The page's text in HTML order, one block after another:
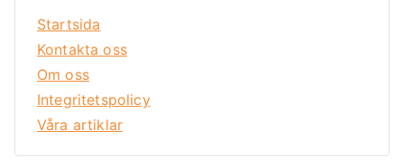
Startsida
Kontakta oss
Om oss
Integritetspolicy
Våra artiklar